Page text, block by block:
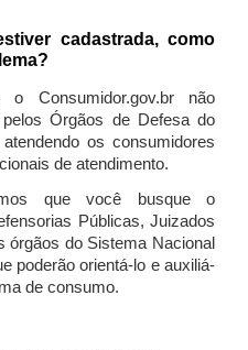
cadastrada, como
Consumidor.gov.br não
Órgãos de Defesa do
os consumidores
de atendimento.
que você busque o
Públicas, Juizados
órgãos do Sistema Nacional
poderão orientá-lo e auxiliá-
de consumo.